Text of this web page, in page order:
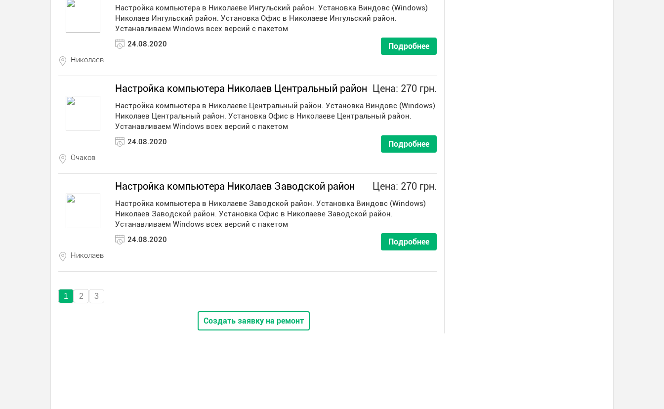
Настройка компьютера в Николаеве Ингульский район. Установка Виндовс (Windows)
Николаев Ингульский район. Установка Офис в Николаеве Ингульский район.
Устанавливаем Windows всех версий с пакетом
Подробнее
24.08.2020
Николаев
Цена: 270 грн.
Настройка компьютера Николаев Центральный район
Настройка компьютера в Николаеве Центральный район. Установка Виндовс (Windows)
Николаев Центральный район. Установка Офис в Николаеве Центральный район.
Устанавливаем Windows всех версий с пакетом
Подробнее
24.08.2020
Очаков
Цена: 270 грн.
Настройка компьютера Николаев Заводской район
Настройка компьютера в Николаеве Заводской район. Установка Виндовс (Windows)
Николаев Заводской район. Установка Офис в Николаеве Заводской район.
Устанавливаем Windows всех версий с пакетом
Подробнее
24.08.2020
Николаев
1 2 3
Создать заявку на ремонт